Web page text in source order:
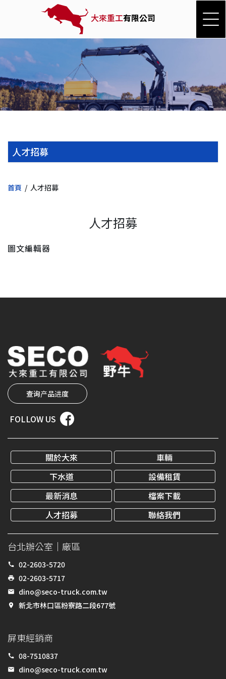
大來重工有限公司
人才招募
首頁 人才招募
人才招募
圖文編輯器
查询产品进度
FOLLOW US
關於大來
車輛
下水道
設備租賃
最新消息
檔案下載
人才招募
聯絡我們
台北辦公室｜廠區
call 02-2603-5720
print 02-2603-5717
email dino@seco-truck.com.tw
place 新北市林口區粉寮路二段677號
屏東經銷商
call 08-7510837
email
dino@seco-truck.com.tw